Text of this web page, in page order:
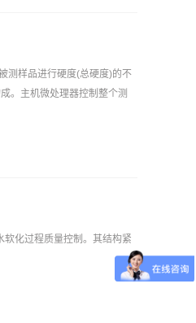
测样品进行硬度(总硬度)的不
。主机微处理器控制整个测
化过程质量控制。其结构紧